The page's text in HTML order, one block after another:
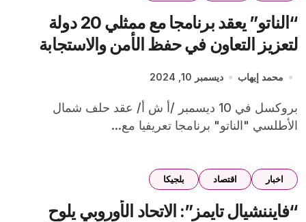
“الناتو” يعقد برنامجا مع ممثلي 20 دولة
لتعزيز التعاون في حفظ الأمن والاستجابة
محمد إيهاب ديسمبر 10, 2024
بروكسل في 10 ديسمبر /أ ش أ/ عقد حلف شمال
الأطلسي "الناتو" برنامجا تعريفيا مع...
اخبار اقتصاد بلجيكا
“فايننشيال تايمز”: الاتحاد الأوروبي يلوح